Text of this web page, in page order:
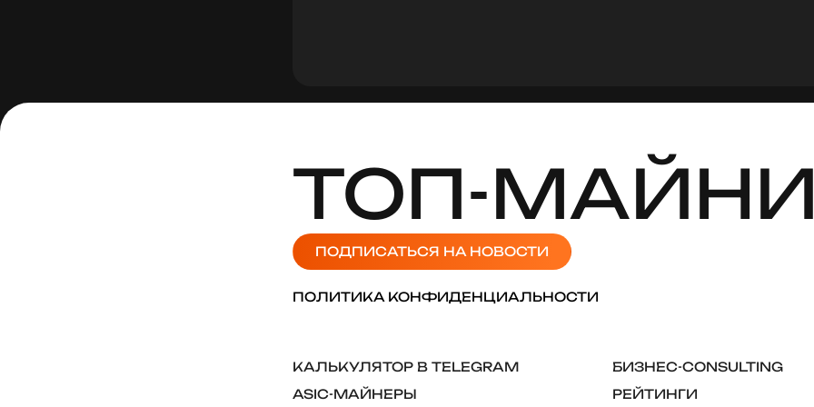
ТОП-
ПОДПИСАТЬСЯ НА НОВОСТИ
ПОЛИТИКА КОНФИДЕНЦИАЛЬНОСТИ
КАЛЬКУЛЯТОР В TELEGRAM
ASIC-МАЙНЕРЫ
БИЗНЕС-CONSULTING
РЕЙТИНГИ